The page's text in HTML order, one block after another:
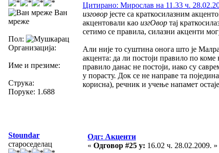
Ван
мреже
Пол:
Организација:
Име и презиме:
Струка:
Поруке: 1.688
Цитирано: Мирослав на 11.33 ч.
изговор јесте са краткосилазним
акцентовали као изгОвор тај
сетимо се правила, силазни акценти
Али није то суштина онога што је
акцента: да ли постоји правило по
правило данас не постоји, иако су
у порасту. Док се не направе та
корисна), речник и учење напамет
Stoundar
староседелац
Одг: Акценти
« Одговор #25 у: 16.02 ч. 28.02.2009. »